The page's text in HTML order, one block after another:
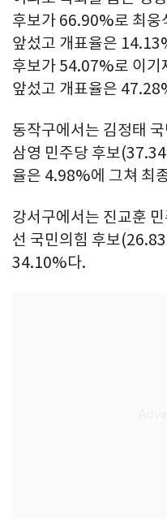
후보가 66.90%로 최
앞섰고 개표율은
후보가 54.07%로 이
앞섰고 개표율은
동작구에서는 김정태
삼영 민주당 후보
율은 4.98%에 그쳐 최
강서구에서는 진교훈
선 국민의힘 후보
34.10%다.